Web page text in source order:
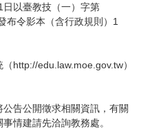
以臺教技（一）字第
布令影本（含行政規則）1
http://edu.law.moe.gov.tw）
告公開徵求相關資訊，有關
情建請先洽詢教務處。